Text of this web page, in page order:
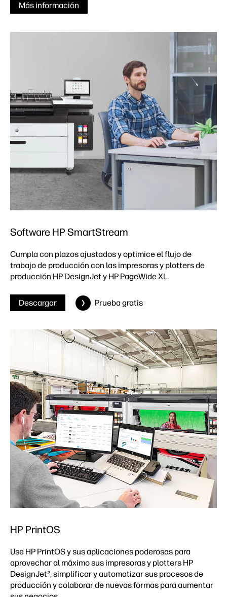
Más información
Software HP SmartStream
Cumpla con plazos ajustados y optimice el flujo de
trabajo de producción con las impresoras y plotters de
producción HP DesignJet y HP PageWide XL.
Descargar Prueba gratis
HP PrintOS
Use HP PrintOS y sus aplicaciones poderosas para
aprovechar al máximo sus impresoras y plotters HP
DesignJet², simplificar y automatizar sus procesos de
producción y colaborar de nuevas formas para aumentar